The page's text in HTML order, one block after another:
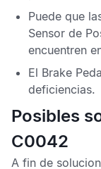
Puede que
Sensor de
encuentren
El Brake
deficiencias.
Posibles
C0042
A fin de